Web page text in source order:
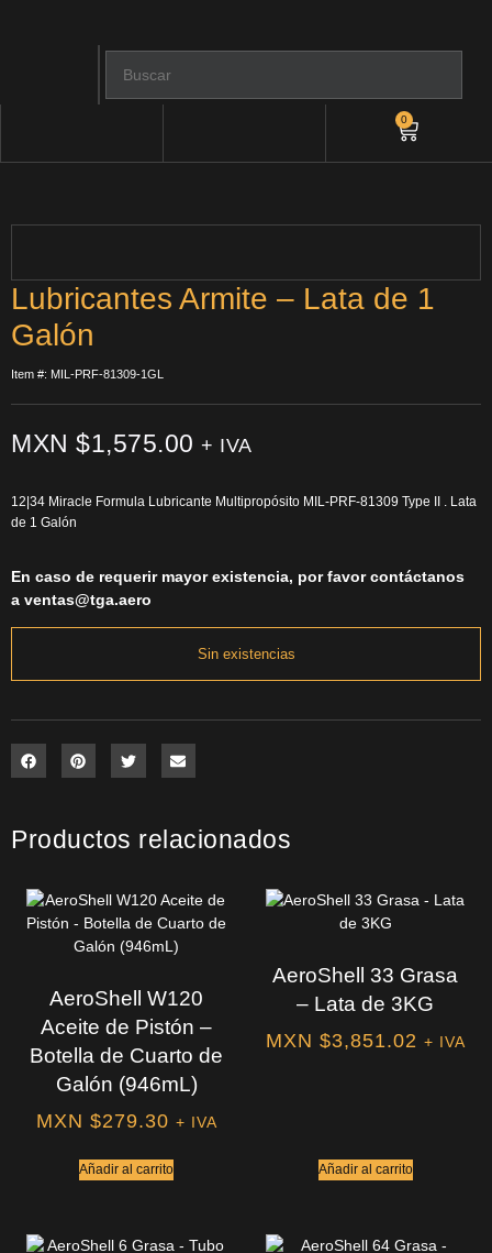
0
Lubricantes Armite – Lata de 1
Galón
Item #: MIL-PRF-81309-1GL
MXN $1,575.00 + IVA
12|34 Miracle Formula Lubricante Multipropósito MIL-PRF-81309 Type II . Lata
de 1 Galón
En caso de requerir mayor existencia, por favor contáctanos
a ventas@tga.aero
Sin existencias
Productos relacionados
AeroShell W120
Aceite de Pistón –
Botella de Cuarto de
Galón (946mL)
MXN $279.30 + IVA
Añadir al carrito
AeroShell 33 Grasa
– Lata de 3KG
MXN $3,851.02 + IVA
Añadir al carrito